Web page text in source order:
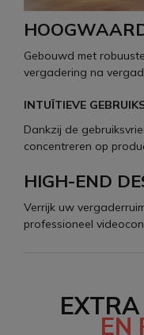
Gebouwd met
vergadering na
INTUÏTIEVE
Dankzij de
concentreren op
HIGH-END
Verrijk uw
professioneel
EXTRA
EN